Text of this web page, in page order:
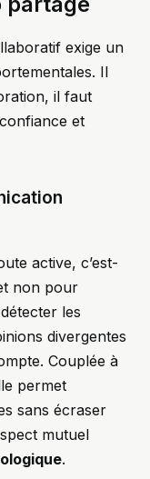
exige un
Il
il faut
et
active, c’est-
non pour
les
divergentes
Couplée à
permet
sans écraser
mutuel
.